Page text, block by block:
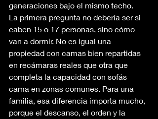
generaciones bajo el mismo techo.
La primera pregunta no debería ser si
caben 15 o 17 personas, sino cómo
van a dormir. No es igual una
propiedad con camas bien repartidas
en recámaras reales que otra que
completa la capacidad con sofás
cama en zonas comunes. Para una
familia, esa diferencia importa mucho,
porque el descanso, el orden y la